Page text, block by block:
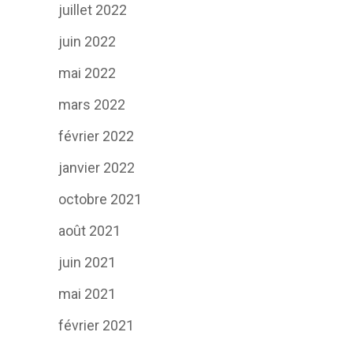
juillet 2022
juin 2022
mai 2022
mars 2022
février 2022
janvier 2022
octobre 2021
août 2021
juin 2021
mai 2021
février 2021